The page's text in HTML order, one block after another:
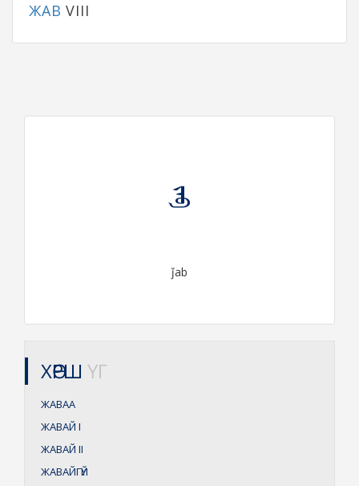
ЖАВ VIII
ᠵᠠᠪ
ǰab
ХӨРШ ҮГ
ЖАВАА
ЖАВАЙ I
ЖАВАЙ II
ЖАВАЙГҮЙ